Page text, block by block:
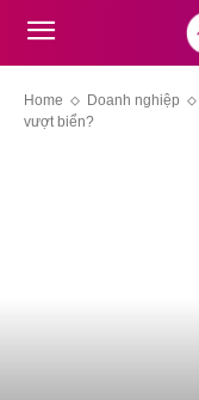
Home Doanh nghiệp
vượt biển?